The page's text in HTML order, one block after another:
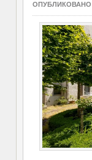
ОПУБЛИКОВАНО